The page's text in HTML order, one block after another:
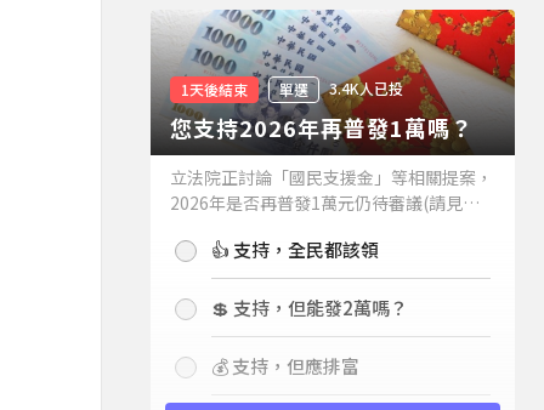
1天後結束 單選 3.4K人已投
您支持2026年再普發1萬嗎？
立法院正討論「國民支援金」等相關提案，
2026年是否再普發1萬元仍待審議(請見下
持嗎？👍 支持，全民都該領
💲 支持，但能發2萬嗎？
💰 支持，但應排富